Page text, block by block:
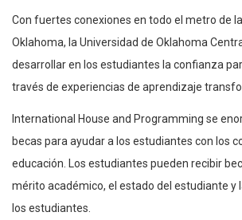
Con fuertes conexiones en todo el metro de
Oklahoma, la Universidad de Oklahoma
desarrollar en los estudiantes la confianza
través de experiencias de aprendizaje
International House and Programming se
becas para ayudar a los estudiantes con los
educación. Los estudiantes pueden recibir
mérito académico, el estado del estudiante y
los estudiantes.